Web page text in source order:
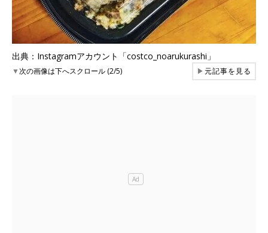
出典：Instagramアカウント「costco_noarukurashi」
▼次の画像は下へスクロール (2/5) ▶元記事を見る